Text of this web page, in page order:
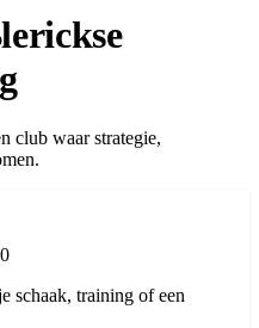
club waar strategie,
schaak, training of een